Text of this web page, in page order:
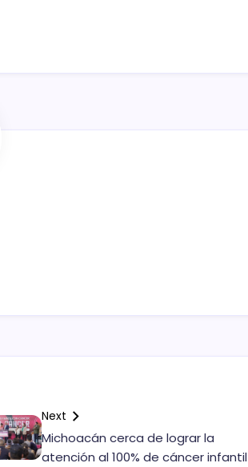
Next
Michoacán cerca de lograr la
atención al 100% de cáncer infantil